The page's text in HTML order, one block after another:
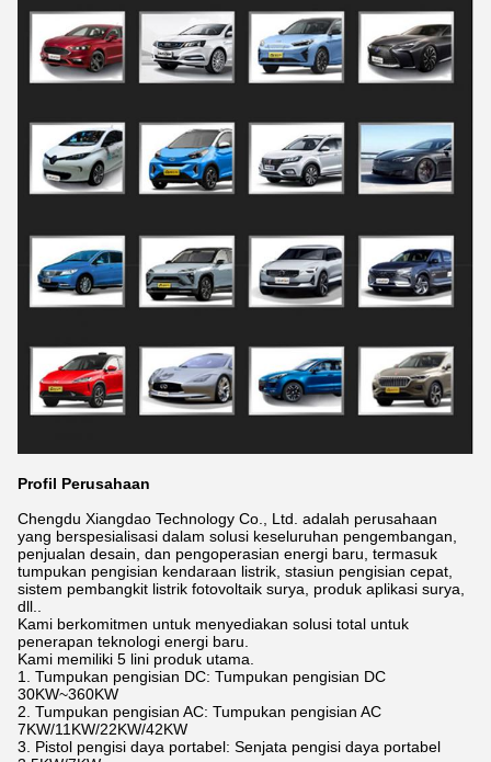
Profil Perusahaan
Chengdu Xiangdao Technology Co., Ltd. adalah perusahaan
yang berspesialisasi dalam solusi keseluruhan pengembangan,
penjualan desain, dan pengoperasian energi baru, termasuk
tumpukan pengisian kendaraan listrik, stasiun pengisian cepat,
sistem pembangkit listrik fotovoltaik surya, produk aplikasi surya,
dll..
Kami berkomitmen untuk menyediakan solusi total untuk
penerapan teknologi energi baru.
Kami memiliki 5 lini produk utama.
1. Tumpukan pengisian DC: Tumpukan pengisian DC
30KW~360KW
2. Tumpukan pengisian AC: Tumpukan pengisian AC
7KW/11KW/22KW/42KW
3. Pistol pengisi daya portabel: Senjata pengisi daya portabel